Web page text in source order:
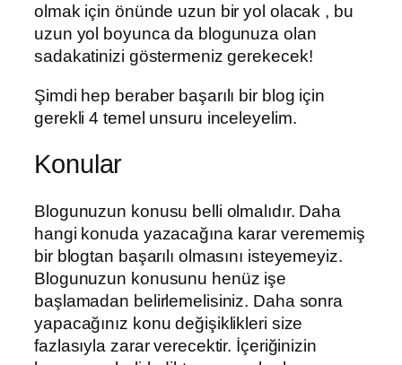
olmak için önünde uzun bir yol olacak , bu
uzun yol boyunca da blogunuza olan
sadakatinizi göstermeniz gerekecek!
Şimdi hep beraber başarılı bir blog için
gerekli 4 temel unsuru inceleyelim.
Konular
Blogunuzun konusu belli olmalıdır. Daha
hangi konuda yazacağına karar verememiş
bir blogtan başarılı olmasını isteyemeyiz.
Blogunuzun konusunu henüz işe
başlamadan belirlemelisiniz. Daha sonra
yapacağınız konu değişiklikleri size
fazlasıyla zarar verecektir. İçeriğinizin